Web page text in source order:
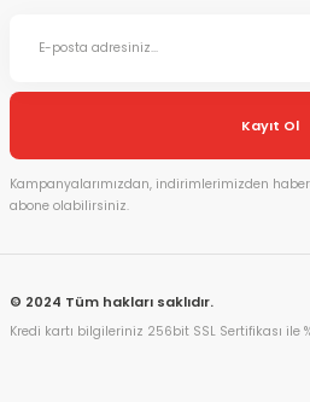
Kayıt Ol
Kampanyalarımızdan, indirimlerimizden
abone olabilirsiniz.
© 2024 Tüm hakları saklıdır.
Kredi kartı bilgileriniz 256bit SSL Sertifikası ile